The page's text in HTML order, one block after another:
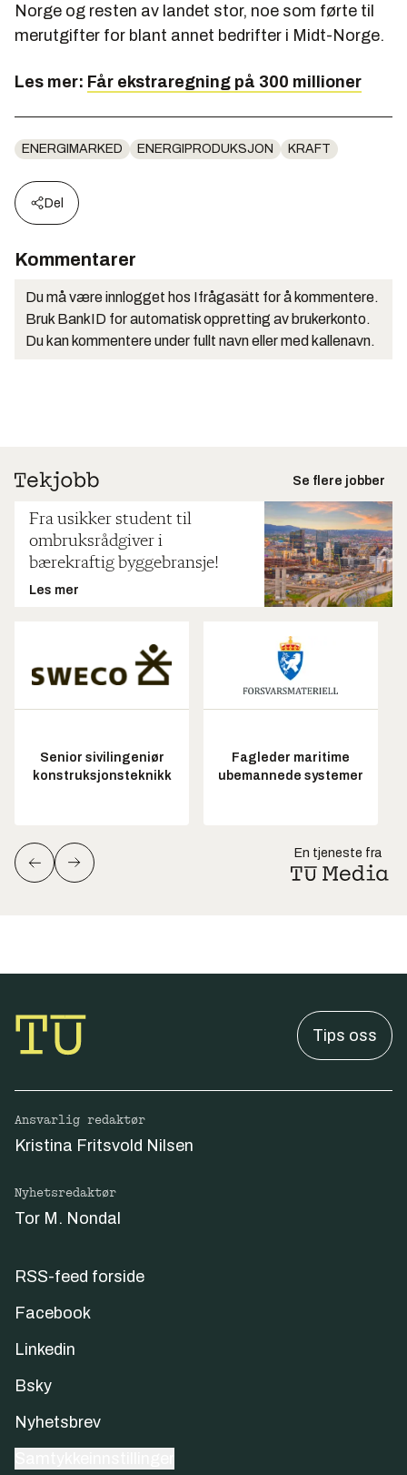
Norge og resten av landet stor, noe som førte til
merutgifter for blant annet bedrifter i Midt-Norge.
Les mer: Får ekstraregning på 300 millioner
ENERGIMARKED ENERGIPRODUKSJON KRAFT
Del
Kommentarer
Du må være innlogget hos Ifrågasätt for å kommentere.
Bruk BankID for automatisk oppretting av brukerkonto.
Du kan kommentere under fullt navn eller med kallenavn.
Se flere jobber
Fra usikker student til
ombruksrådgiver i
bærekraftig byggebransje!
Les mer
Senior sivilingeniør
konstruksjonsteknikk
Fagleder maritime
ubemannede systemer
En tjeneste fra
Tips oss
Ansvarlig redaktør
Kristina Fritsvold Nilsen
Nyhetsredaktør
Tor M. Nondal
RSS-feed forside
Facebook
Linkedin
Bsky
Nyhetsbrev